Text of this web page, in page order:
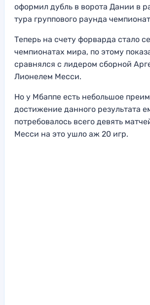
оформил дубль в ворота Дании в
тура группового раунда
Теперь на счету форварда стало
чемпионатах мира, по этому
сравнялся с лидером сборной
Лионелем Месси.
Но у Мбаппе есть небольшое
достижение данного результата
потребовалось всего девять
Месси на это ушло аж 20 игр.